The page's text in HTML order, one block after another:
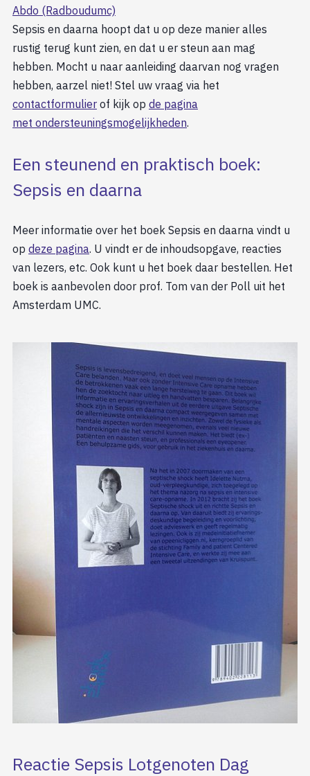
Abdo (Radboudumc)
Sepsis en daarna hoopt dat u op deze manier alles
rustig terug kunt zien, en dat u er steun aan mag
hebben. Mocht u naar aanleiding daarvan nog vragen
hebben, aarzel niet! Stel uw vraag via het
contactformulier of kijk op de pagina
met ondersteuningsmogelijkheden.
Een steunend en praktisch boek:
Sepsis en daarna
Meer informatie over het boek Sepsis en daarna vindt u
op deze pagina. U vindt er de inhoudsopgave, reacties
van lezers, etc. Ook kunt u het boek daar bestellen. Het
boek is aanbevolen door prof. Tom van der Poll uit het
Amsterdam UMC.
Reactie Sepsis Lotgenoten Dag